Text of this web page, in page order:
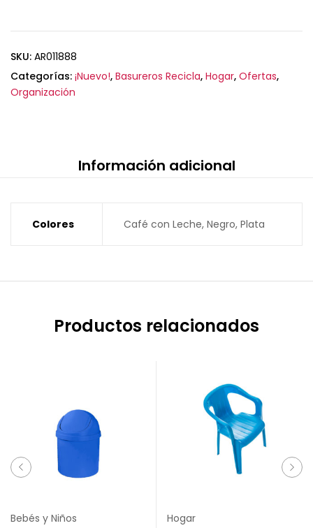
SKU: AR011888
Categorías: ¡Nuevo!, Basureros Recicla, Hogar, Ofertas,
Organización
Información adicional
Colores Café con Leche, Negro, Plata
Productos relacionados
Bebés y Niños
Hogar